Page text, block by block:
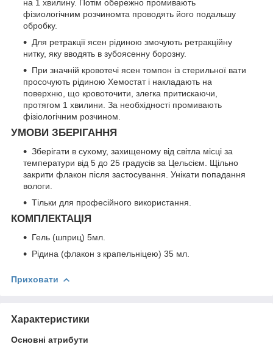
на 1 хвилину. Потім обережно промивають
фізиологічним розчиномта проводять його подальшу
обробку.
Для ретракції ясен рідиною змочують ретракційну
нитку, яку вводять в зубоясенну борозну.
При значній кровотечі ясен томпон із стерильної вати
просочують рідиною Хемостат і накладають на
поверхню, що кровоточити, злегка притискаючи,
протягом 1 хвилини. За необхідності промивають
фізіологічним розчином.
УМОВИ ЗБЕРІГАННЯ
Зберігати в сухому, захищеному від світла місці за
температури від 5 до 25 градусів за Цельсієм. Щільно
закрити флакон після застосування. Унікати попадання
вологи.
Тільки для професійного використання.
КОМПЛЕКТАЦІЯ
Гель (шприц) 5мл.
Рідина (флакон з крапельніцею) 35 мл.
Приховати
Характеристики
Основні атрибути